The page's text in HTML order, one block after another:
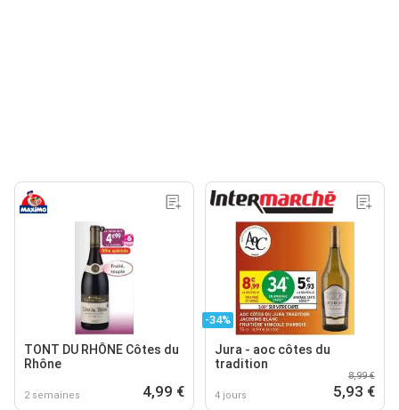
TONT DU RHÔNE Côtes du
Rhône
2 semaines 4,99 €
-34%
Jura - aoc côtes du
tradition
4 jours
8,99 €
5,93 €